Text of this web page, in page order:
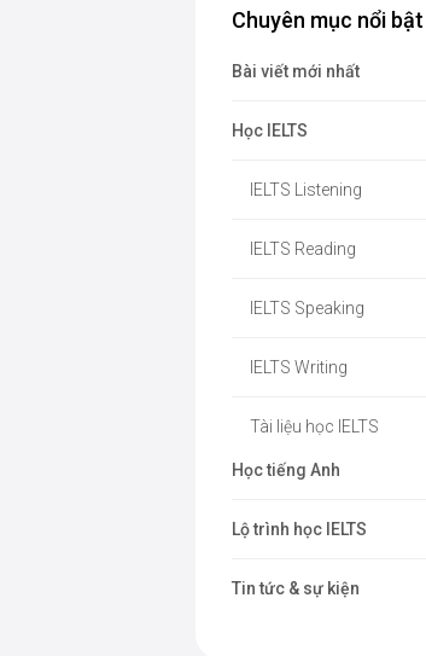
Chuyên mục nổi bật
Bài viết mới nhất
Học IELTS
IELTS Listening
IELTS Reading
IELTS Speaking
IELTS Writing
Tài liệu học IELTS
Học tiếng Anh
Lộ trình học IELTS
Tin tức & sự kiện